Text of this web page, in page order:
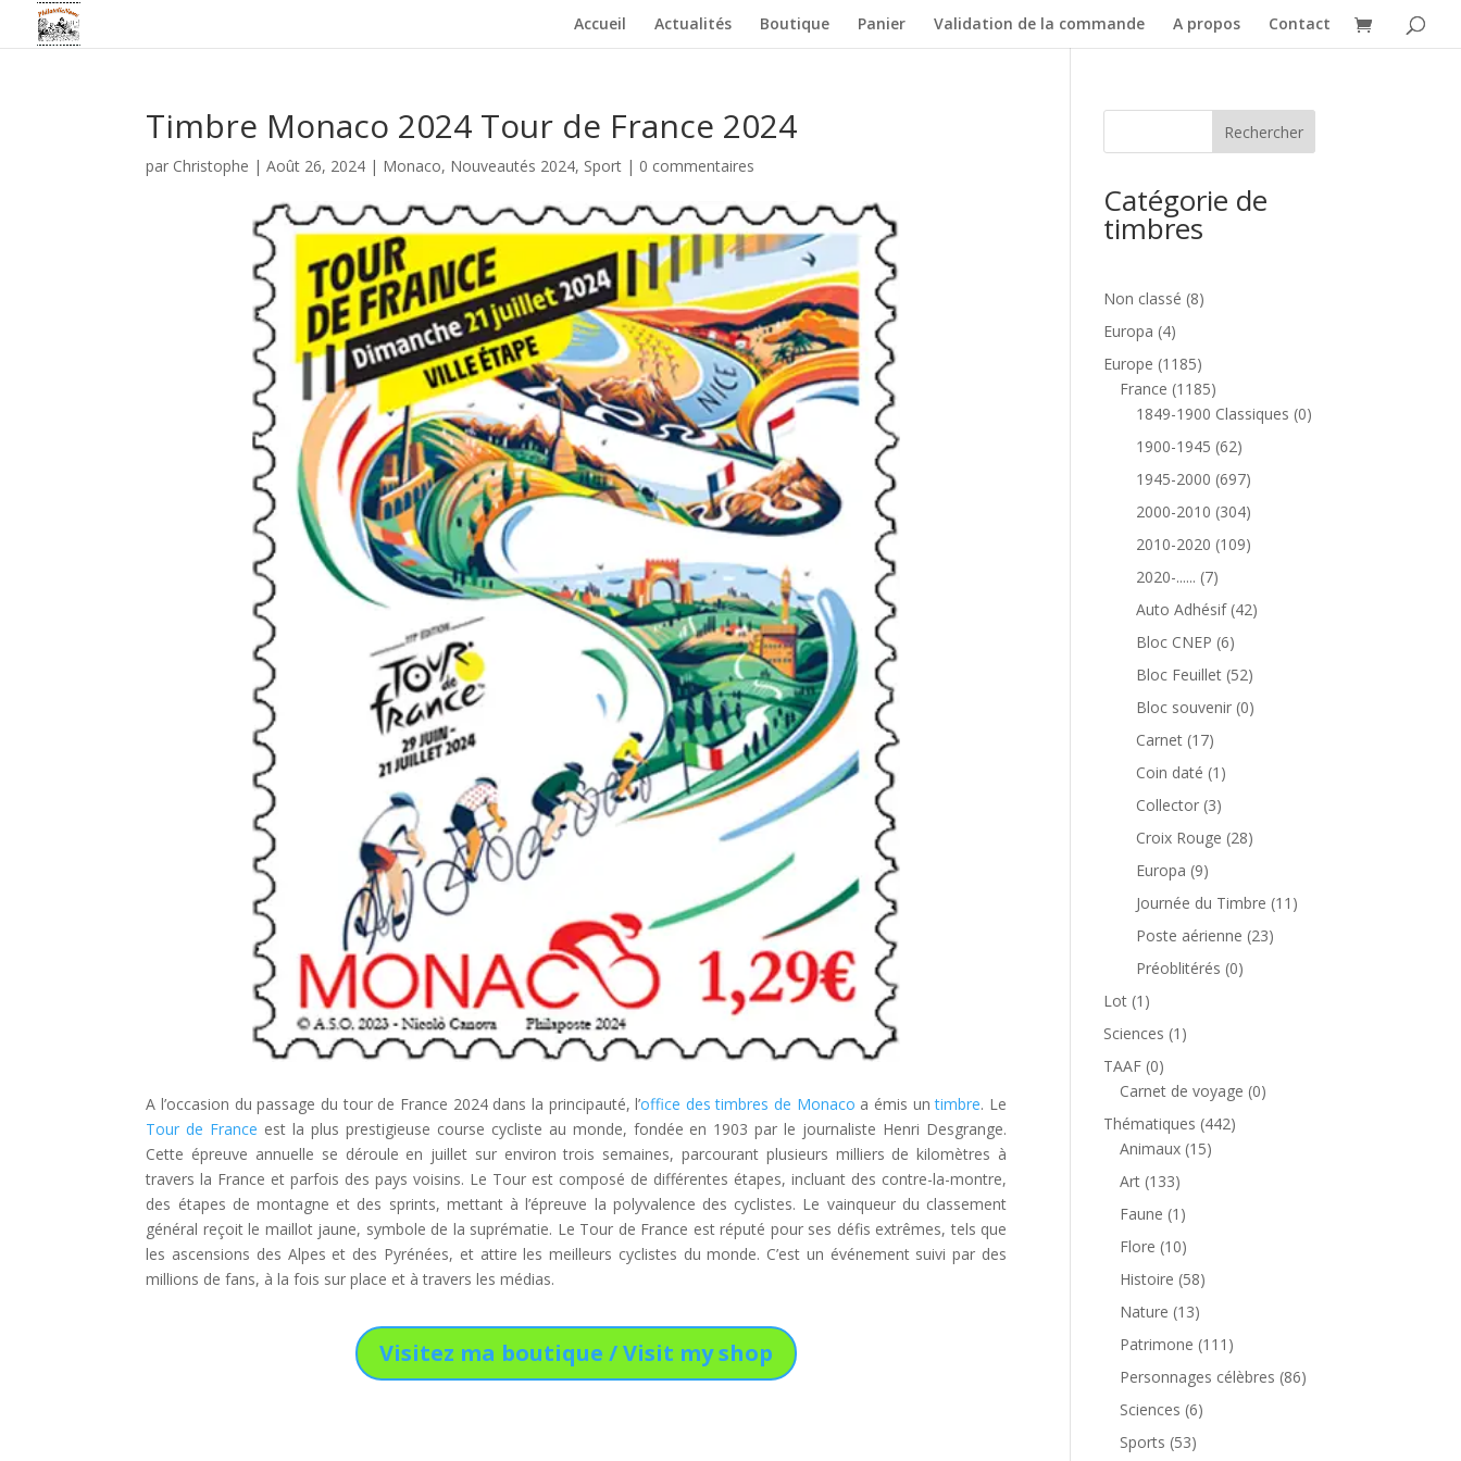
Accueil Actualités Boutique Panier Validation de la commande A propos Contact
Timbre Monaco 2024 Tour de France 2024
par Christophe |Août 26, 2024 | Monaco, Nouveautés 2024, Sport | 0 commentaires
A l’occasion du passage du tour de France 2024 dans la principauté, l’office des timbres de Monaco a émis untimbre. Le
Tour de France est la plus prestigieuse course cycliste au monde, fondée en 1903 par le journaliste Henri Desgrange.
Cette épreuve annuelle se déroule en juillet sur environ trois semaines, parcourant plusieurs milliers de kilomètres à
travers la France et parfois des pays voisins. Le Tour est composé de différentes étapes, incluant des contre-la-montre,
des étapes de montagne et des sprints, mettant à l’épreuve la polyvalence des cyclistes. Le vainqueur du classement
général reçoit le maillot jaune, symbole de la suprématie. Le Tour de France est réputé pour ses défis extrêmes, tels que
les ascensions des Alpes et des Pyrénées, et attire les meilleurs cyclistes du monde. C’est un événement suivi par des
millions de fans, à la fois sur place et à travers les médias.
Visitez ma boutique / Visit my shop
Catégorie de
timbres
Non classé 88
Europa 44
produits
Europe 11851185
produits
France 11851185
produits
1849-1900 Classiques 00
1900-1945 6262
produits
1945-2000 697697
produits
2000-2010 304304
produits
2010-2020 109109
2020-...... 77
produits
Auto Adhésif 4242
Bloc CNEP 66
produits
Bloc Feuillet 5252
produits
Bloc souvenir 00
Carnet 1717
produits
Coin daté 1 1
Collector 33
produits
Croix Rouge 2828
Europa 99
produits
Journée du Timbre 11 11
Poste aérienne 2323
Préoblitérés 00
Lot 1 1
produit
Sciences 1 1
TAAF 00
produit
Carnet de voyage 00
Thématiques 442442
Animaux 1515
Art 133133
produits
Faune 1 1
produit
Flore 1010
produits
Histoire 5858
Nature 1313
produits
Patrimone 111 111
produits
Personnages célèbres 8686
Sciences 66
Sports 5353